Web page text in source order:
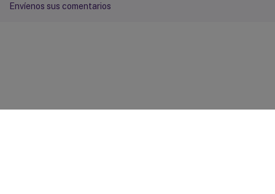
Envíenos sus comentarios